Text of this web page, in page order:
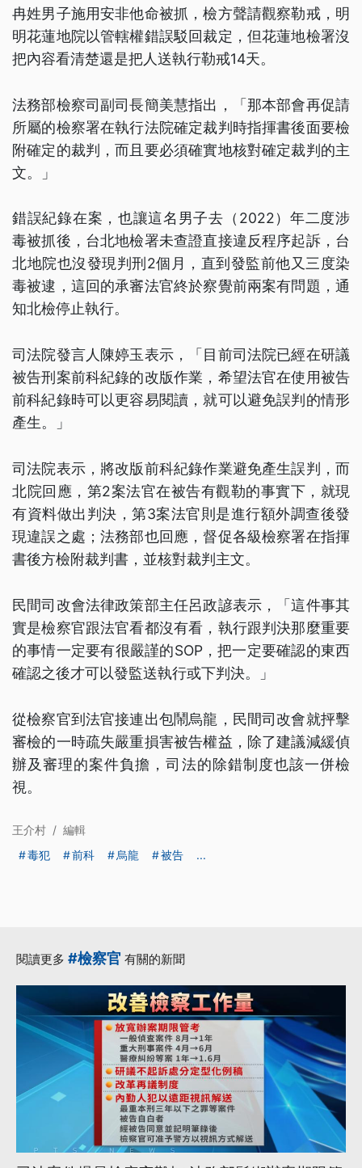
冉姓男子施用安非他命被抓，檢方聲請觀察勒戒，明
明花蓮地院以管轄權錯誤駁回裁定，但花蓮地檢署沒
把內容看清楚還是把人送執行勒戒14天。
法務部檢察司副司長簡美慧指出，「那本部會再促請
所屬的檢察署在執行法院確定裁判時指揮書後面要檢
附確定的裁判，而且要必須確實地核對確定裁判的主
文。」
錯誤紀錄在案，也讓這名男子去（2022）年二度涉
毒被抓後，台北地檢署未查證直接違反程序起訴，台
北地院也沒發現判刑2個月，直到發監前他又三度染
毒被逮，這回的承審法官終於察覺前兩案有問題，通
知北檢停止執行。
司法院發言人陳婷玉表示，「目前司法院已經在研議
被告刑案前科紀錄的改版作業，希望法官在使用被告
前科紀錄時可以更容易閱讀，就可以避免誤判的情形
產生。」
司法院表示，將改版前科紀錄作業避免產生誤判，而
北院回應，第2案法官在被告有觀勒的事實下，就現
有資料做出判決，第3案法官則是進行額外調查後發
現違誤之處；法務部也回應，督促各級檢察署在指揮
書後方檢附裁判書，並核對裁判主文。
民間司改會法律政策部主任呂政諺表示，「這件事其
實是檢察官跟法官看都沒有看，執行跟判決那麼重要
的事情一定要有很嚴謹的SOP，把一定要確認的東西
確認之後才可以發監送執行或下判決。」
從檢察官到法官接連出包鬧烏龍，民間司改會就抨擊
審檢的一時疏失嚴重損害被告權益，除了建議減緩偵
辦及審理的案件負擔，司法的除錯制度也該一併檢
視。
王介村 / 編輯
毒犯
前科 烏龍 被告 ...
閱讀更多 #檢察官 有關的新聞